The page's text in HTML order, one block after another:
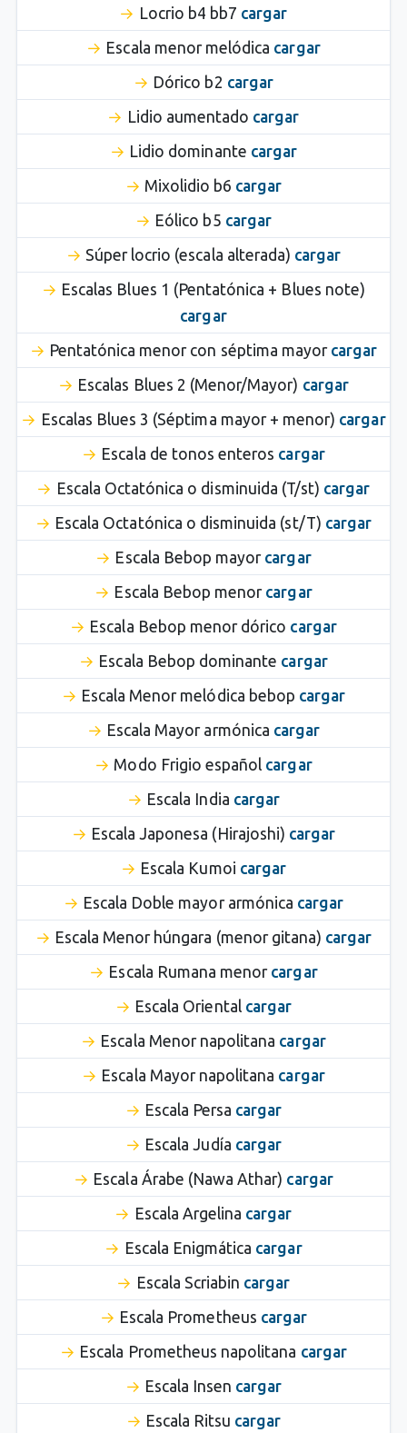
Locrio b4 bb7 cargar
Escala menor melódica cargar
Dórico b2 cargar
Lidio aumentado cargar
Lidio dominante cargar
Mixolidio b6 cargar
Eólico b5 cargar
Súper locrio (escala alterada) cargar
Escalas Blues 1 (Pentatónica + Blues note)
cargar
Pentatónica menor con séptima mayor cargar
Escalas Blues 2 (Menor/Mayor) cargar
Escalas Blues 3 (Séptima mayor + menor) cargar
Escala de tonos enteros cargar
Escala Octatónica o disminuida (T/st) cargar
Escala Octatónica o disminuida (st/T) cargar
Escala Bebop mayor cargar
Escala Bebop menor cargar
Escala Bebop menor dórico cargar
Escala Bebop dominante cargar
Escala Menor melódica bebop cargar
Escala Mayor armónica cargar
Modo Frigio español cargar
Escala India cargar
Escala Japonesa (Hirajoshi) cargar
Escala Kumoi cargar
Escala Doble mayor armónica cargar
Escala Menor húngara (menor gitana) cargar
Escala Rumana menor cargar
Escala Oriental cargar
Escala Menor napolitana cargar
Escala Mayor napolitana cargar
Escala Persa cargar
Escala Judía cargar
Escala Árabe (Nawa Athar) cargar
Escala Argelina cargar
Escala Enigmática cargar
Escala Scriabin cargar
Escala Prometheus cargar
Escala Prometheus napolitana cargar
Escala Insen cargar
Escala Ritsu cargar